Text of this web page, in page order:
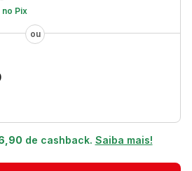
no Pix
de cashback. Saiba mais!